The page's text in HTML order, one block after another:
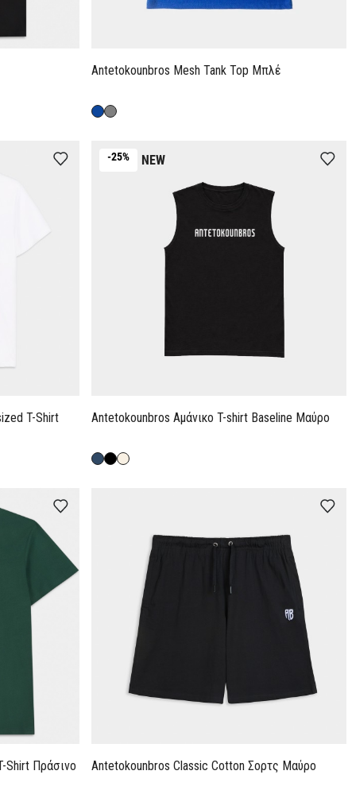
Antetokounbros Mesh Tank Top Μπλέ
T-Shirt
-25% NEW
Antetokounbros Aμάνικο T-shirt Baseline Μαύρο
Shirt Πράσινο Antetokounbros Classic Cotton Σορτς Μαύρο